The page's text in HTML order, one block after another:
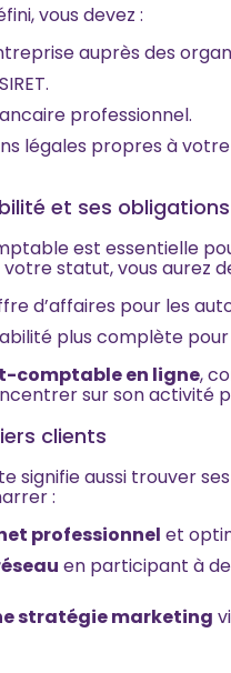
vous devez :
auprès des
professionnel.
légales propres à
et ses
est essentielle
statut, vous aurez
d’affaires pour les
plus complète
comptable en ligne,
sur son activité
clients
signifie aussi trouver
:
professionnel et
en participant à
stratégie marketing